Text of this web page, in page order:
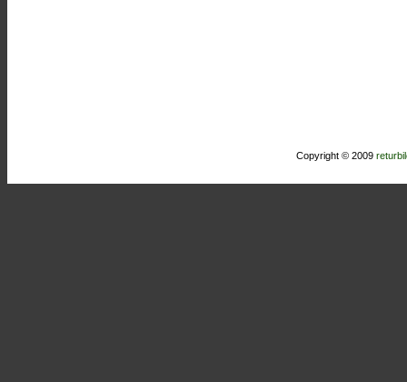
Copyright © 2009